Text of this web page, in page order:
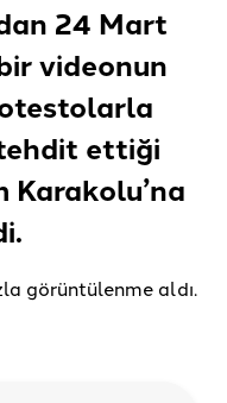
24 Mart
videonun
ettiği
Karakolu’na
görüntülenme aldı.